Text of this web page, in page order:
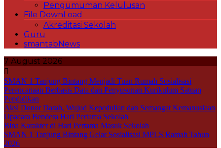
Pengumuman Kelulusan
File DownLoad
Akreditasi Sekolah
Guru
smantabNews
7 August 2026
SMAN 1 Tanjung Bintang Menjadi Tuan Rumah Sosialisasi
Perencanaan Berbasis Data dan Penyusunan Kurikulum Satuan
Pendidikan
Aksi Donor Darah, Wujud Kepedulian dan Semangat Kemanusiaan
Upacara Bendera Hari Pertama Sekolah
Bina Karakter di Hari Pertama Masuk Sekolah
SMAN 1 Tanjung Bintang Gelar Sosialisasi MPLS Ramah Tahun
2026